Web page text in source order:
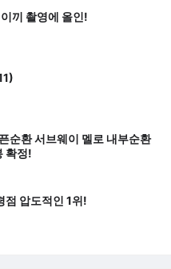
끼 촬영에 올인!
순환 서브웨이 멜로 내부순환
확정!
점 압도적인 1위!